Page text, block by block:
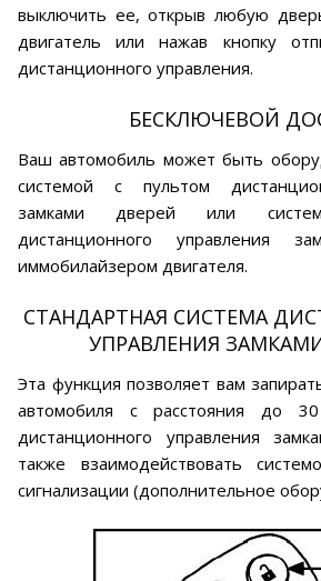
выключить ее, открыв любую
двигатель или нажав кнопку
дистанционного управления.
БЕСКЛЮЧЕВОЙ
Ваш автомобиль может быть
системой с пультом
замками дверей или
дистанционного управления
иммобилайзером двигателя.
СТАНДАРТНАЯ СИСТЕМА
УПРАВЛЕНИЯ
Эта функция позволяет вам
автомобиля с расстояния до
дистанционного управления
также взаимодействовать
сигнализации (дополнительное